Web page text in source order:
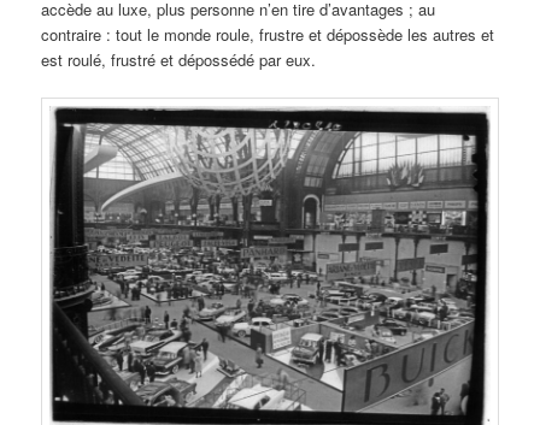
accède au luxe, plus personne n’en tire d’avantages ; au
contraire : tout le monde roule, frustre et dépossède les autres et
est roulé, frustré et dépossédé par eux.